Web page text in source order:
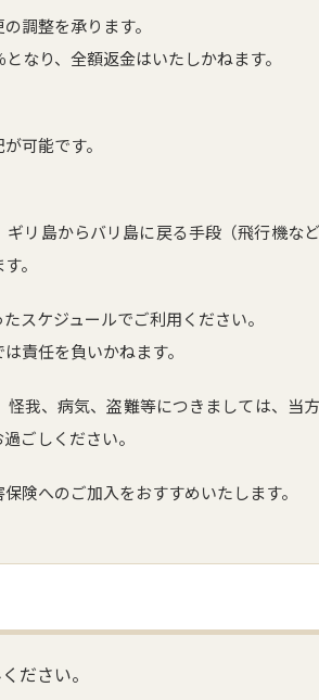
調整を承ります。
なり、全額返金はいたしかねます。
可能です。
リ島からバリ島に戻る手段（飛行機など
。
スケジュールでご利用ください。
責任を負いかねます。
我、病気、盗難等につきましては、当
ごしください。
険へのご加入をおすすめいたします。
ださい。